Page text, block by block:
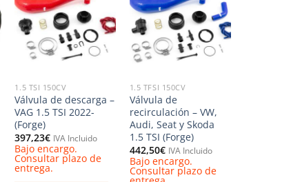
Añadir
a la
lista de
deseos
1.5 TSI 150CV
Válvula de descarga –
VAG 1.5 TSI 2022-
(Forge)
397,23€ IVA Incluido
Bajo encargo.
Consultar plazo de
entrega.
Añadir
a la
lista de
deseos
1.5 TFSI 150CV
Válvula de
recirculación – VW,
Audi, Seat y Skoda
1.5 TSI (Forge)
442,50€ IVA Incluido
Bajo encargo.
Consultar plazo de